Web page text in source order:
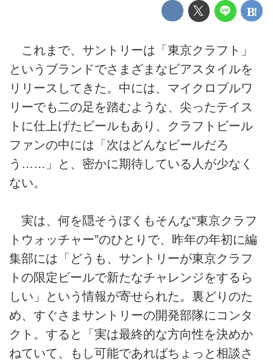
これまで、サントリーは「東京クラフト」
というブランドでさまざまなビアスタイルを
リリースしてきた。中には、マイクロブルワ
リーでも二の足を踏むような、尖ったテイス
トに仕上げたビールもあり、クラフトビール
ファンの中には「次はどんなビールだろ
う……」と、密かに期待している人が少なく
ない。
実は、何を隠そうぼくもそんな“東京クラフ
トウォッチャー”のひとりで、昨年の年初に編
集部には「どうも、サントリーが東京クラフ
トの限定ビールで新たなチャレンジをするら
しい」という情報が寄せられた。裏どりのた
め、すぐさまサントリーの開発部隊にコンタ
クト。すると「実は最終的な方向性を決めか
ねていて、もし可能であればちょっと相談さ